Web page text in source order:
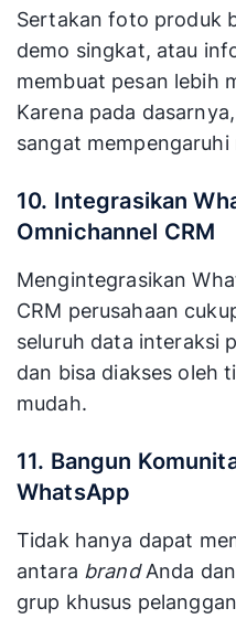
Sertakan foto produk
demo singkat, atau
membuat pesan lebih
Karena pada
sangat
10. Integrasikan
Omnichannel CRM
Mengintegrasikan
CRM perusahaan
seluruh data interaksi
dan bisa diakses oleh
mudah.
11. Bangun
WhatsApp
Tidak hanya dapat
antara brandAnda
grup khusus